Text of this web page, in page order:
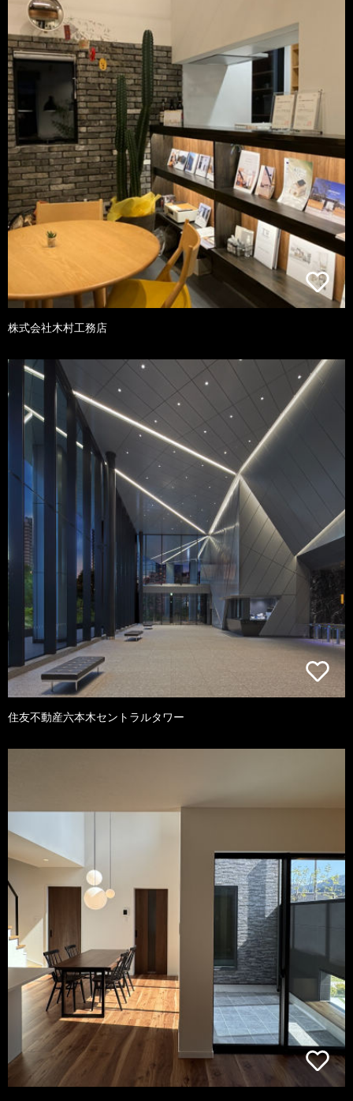
株式会社木村工務店
住友不動産六本木セントラルタワー